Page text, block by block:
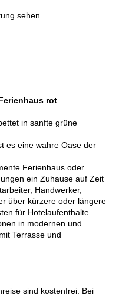
sehen
rot
in sanfte grüne
es eine wahre Oase der
oder
ein Zuhause auf Zeit
Handwerker,
über kürzere oder längere
für Hotelaufenthalte
in modernen und
Terrasse und
sind kostenfrei. Bei